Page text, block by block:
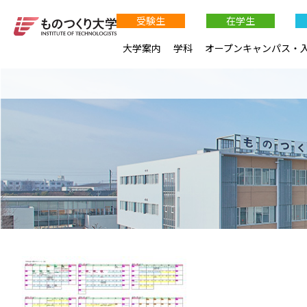
受験生
在学生
大学案内
学科 オープンキャンパス・